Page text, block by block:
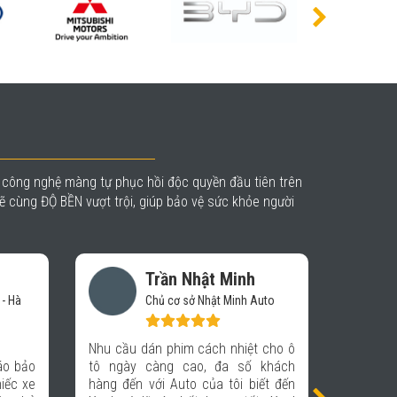
nghệ màng tự phục hồi độc quyền đầu tiên trên
ĐỘ BỀN vượt trội, giúp bảo vệ sức khỏe người
ô
đến
Trần Duy Sơn
GĐ Kinh doanh Công ty TP
Entertainment
Tôi rất hài lòng với chất lượng phim
cách nhiệt của Xpel: tầm nhìn tốt,